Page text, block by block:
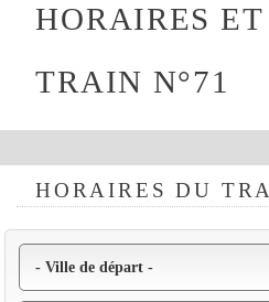
HORAIRES
TRAIN N°71
HORAIRES DU